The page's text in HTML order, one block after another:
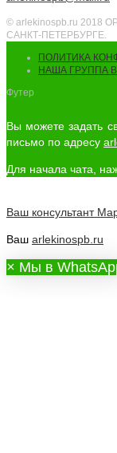
© arlekinospb.ru
САНКТ-ПЕТЕРБУРГЕ.
ПОЛИТИКА
НАША ГРУППА
Футер
Вы можете задать
письмо по адресу
Для начала чата,
Ваш консультант
Ваш arlekinospb.ru
× Мы в